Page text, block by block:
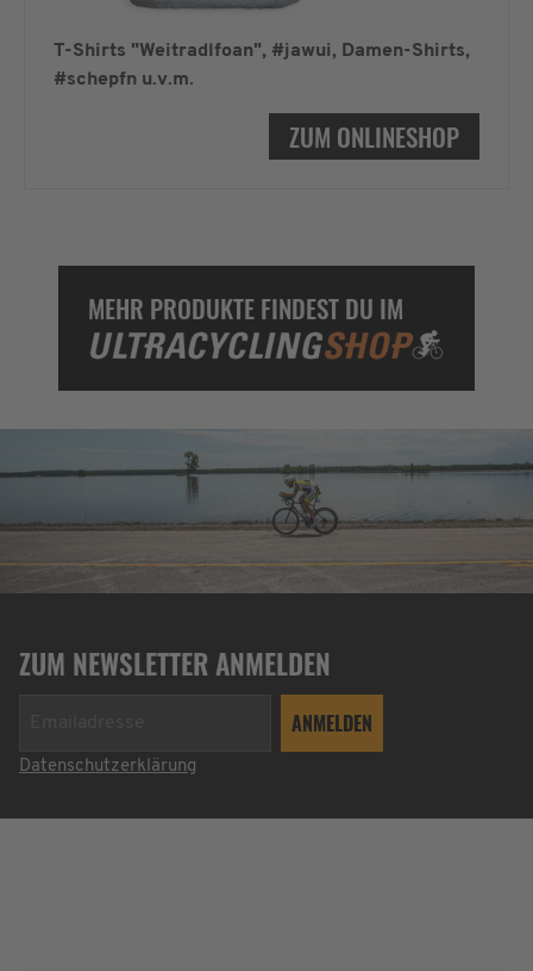
T-Shirts "Weitradlfoan", #jawui, Damen-Shirts,
#schepfn u.v.m.
ZUM ONLINESHOP
MEHR PRODUKTE FINDEST DU IM
ZUM NEWSLETTER ANMELDEN
Datenschutzerklärung